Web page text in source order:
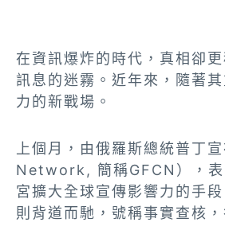
在資訊爆炸的時代，真相卻
訊息的迷霧。近年來，隨著
力的新戰場。
上個月，由俄羅斯總統普丁
Network, 簡稱GFCN），表
宮擴大全球宣傳影響力的手
則背道而馳，號稱事實查核